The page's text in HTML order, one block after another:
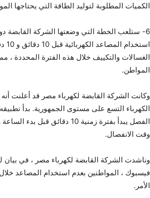
الكميات المطلوبة لتوليد الطاقة التي يحتاجها
6- ستلعب الخطة التي وضعتها الشركة القابضة
المواطن.
وكانت الشركة القابضة لكهرباء مصر قد أعلنت
الكهرباء التسع على مستوى الجمهورية. بدأ
وقت الانفصال.
وناشدت الشركة القابضة لكهرباء مصر ، في بيان
فيسبوك ، المواطنين بعدم استخدام المصاعد
الأمر.